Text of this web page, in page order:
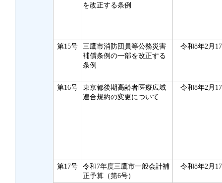
を改正する条例
第15号
三鷹市消防団員等公務災害
補償条例の一部を改正する
条例
令和8年2月
第16号
東京都後期高齢者医療広域
連合規約の変更について
令和8年2月
第17号
令和7年度三鷹市一般会計補
正予算（第6号）
令和8年2月